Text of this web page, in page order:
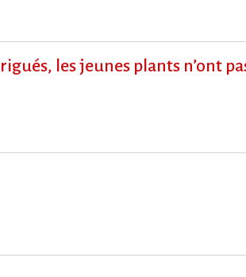
les jeunes plants n’ont